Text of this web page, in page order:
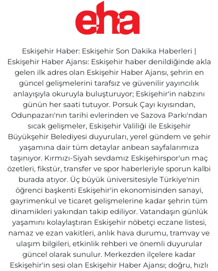
Eskişehir Haber: Eskişehir Son Dakika Haberleri |
Eskişehir Haber Ajansı: Eskişehir haber denildiğinde akla
gelen ilk adres olan Eskişehir Haber Ajansı, şehrin en
güncel gelişmelerini tarafsız ve güvenilir yayıncılık
anlayışıyla okuruyla buluşturuyor; Eskişehir'in nabzını
günün her saati tutuyor. Porsuk Çayı kıyısından,
Odunpazarı'nın tarihi evlerinden ve Sazova Parkı'ndan
sıcak gelişmeler, Eskişehir Valiliği ile Eskişehir
Büyükşehir Belediyesi duyuruları, yerel gündem ve şehir
yaşamına dair tüm detaylar anbean sayfalarımıza
taşınıyor. Kırmızı-Siyah sevdamız Eskişehirspor'un maç
özetleri, fikstür, transfer ve spor haberleriyle sporun kalbi
burada atıyor. Üç büyük üniversitesiyle Türkiye'nin
öğrenci başkenti Eskişehir'in ekonomisinden sanayi,
gayrimenkul ve ticaret gelişmelerine kadar şehrin tüm
dinamikleri yakından takip ediliyor. Vatandaşın günlük
yaşamını kolaylaştıran Eskişehir nöbetçi eczane listesi,
namaz ve ezan vakitleri, anlık hava durumu, tramvay ve
ulaşım bilgileri, etkinlik rehberi ve önemli duyurular
güncel olarak sunulur. Merkezden ilçelere kadar
Eskişehir'in sesi olan Eskişehir Haber Ajansı; doğru, hızlı